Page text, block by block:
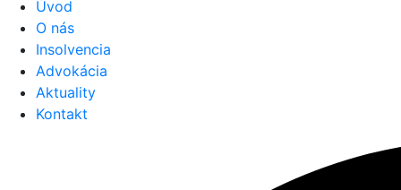
Úvod
O nás
Insolvencia
Advokácia
Aktuality
Kontakt